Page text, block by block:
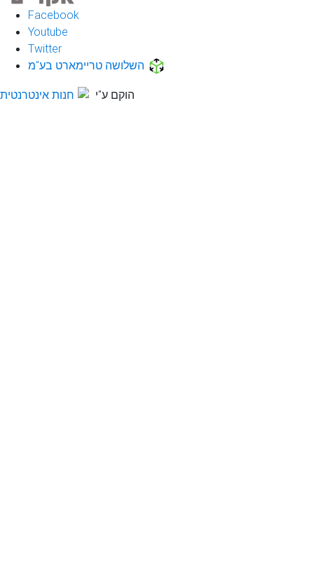
Facebook
Youtube
Twitter
השלושה טריימארט בע"מ
הוקם ע"י חנות אינטרנטית